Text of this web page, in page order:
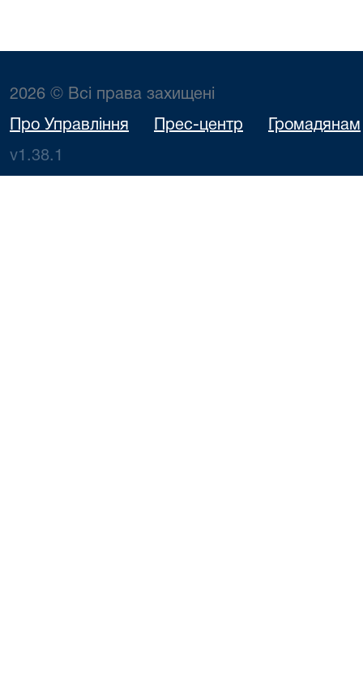
2026 © Всі права захищені
Про Управління Прес-центр Громадянам
v1.38.1